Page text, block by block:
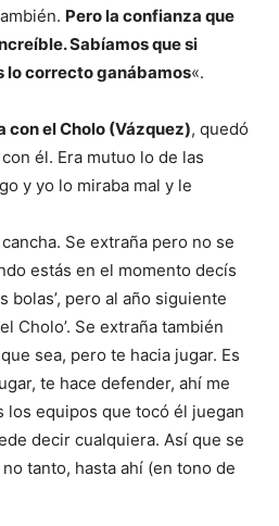
Pero la confianza que
Sabíamos que si
lo correcto ganábamos«.
con el Cholo (Vázquez), quedó
él. Era mutuo lo de las
y yo lo miraba mal y le
Se extraña pero no se
estás en el momento decís
bolas’, pero al año siguiente
Cholo’. Se extraña también
sea, pero te hacia jugar. Es
te hace defender, ahí me
los equipos que tocó él juegan
decir cualquiera. Así que se
tanto, hasta ahí (en tono de